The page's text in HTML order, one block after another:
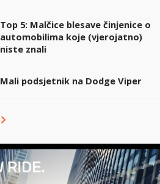
Top 5: Malčice blesave činjenice o
automobilima koje (vjerojatno)
niste znali
Mali podsjetnik na Dodge Viper